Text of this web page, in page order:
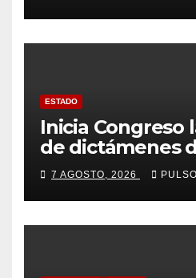
ESTADO
Inicia Congreso
de dictámenes
cuentas
fiscalizables del
fiscal 2025
7 AGOSTO, 2026